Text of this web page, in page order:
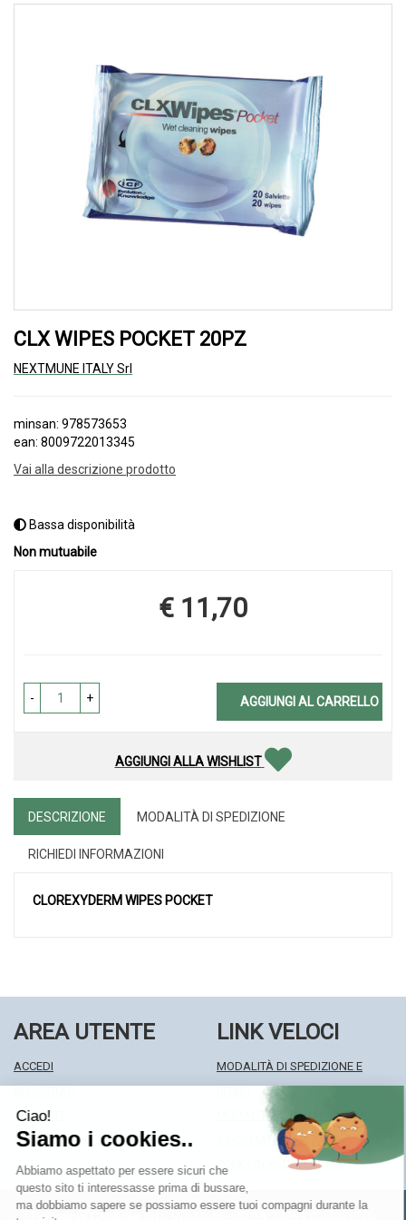
CLX WIPES POCKET 20PZ
NEXTMUNE ITALY Srl
minsan: 978573653
ean: 8009722013345
Vai alla descrizione prodotto
Bassa disponibilità
Non mutuabile
Prezzo
€ 11,70
- + AGGIUNGI AL CARRELLO
AGGIUNGI ALLA WISHLIST
DESCRIZIONE MODALITÀ DI SPEDIZIONE
RICHIEDI INFORMAZIONI
CLOREXYDERM WIPES POCKET
AREA UTENTE
ACCEDI
WISHLIST
ISCRIZIONE ALLA NEWSLETTER
LINK VELOCI
MODALITÀ DI SPEDIZIONE E
MODALITÀ DI PAGAMENTO
INFORMATIVA PRIVACY
CONDIZIONI DI VENDITA